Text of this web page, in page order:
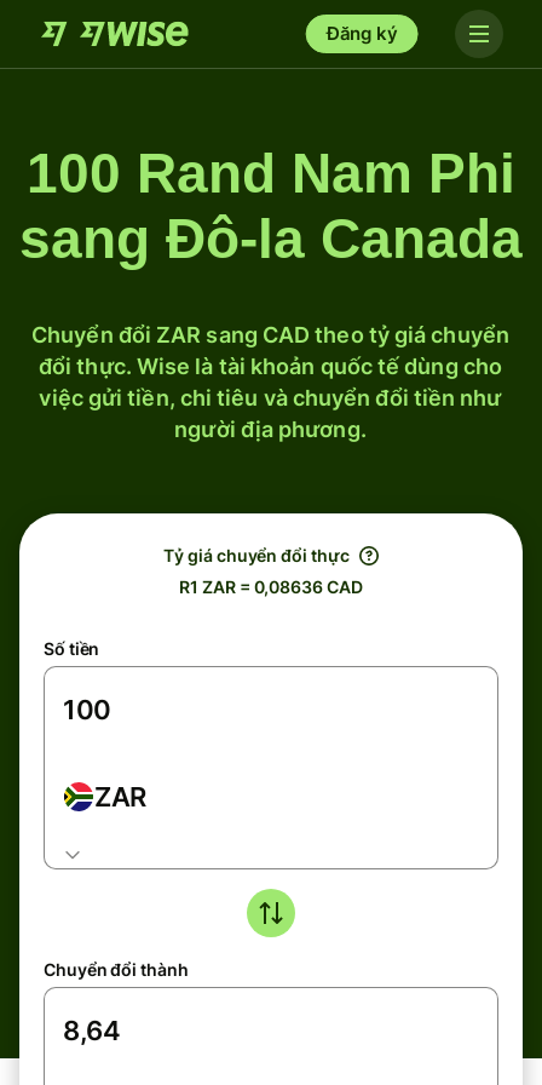
Đăng ký
100 Rand Nam Phi
sang Đô-la Canada
Chuyển đổi ZAR sang CAD theo tỷ giá chuyển
đổi thực. Wise là tài khoản quốc tế dùng cho
việc gửi tiền, chi tiêu và chuyển đổi tiền như
người địa phương.
Tỷ giá chuyển đổi thực
R1 ZAR = 0,08636 CAD
Số tiền
ZAR
Chuyển đổi thành